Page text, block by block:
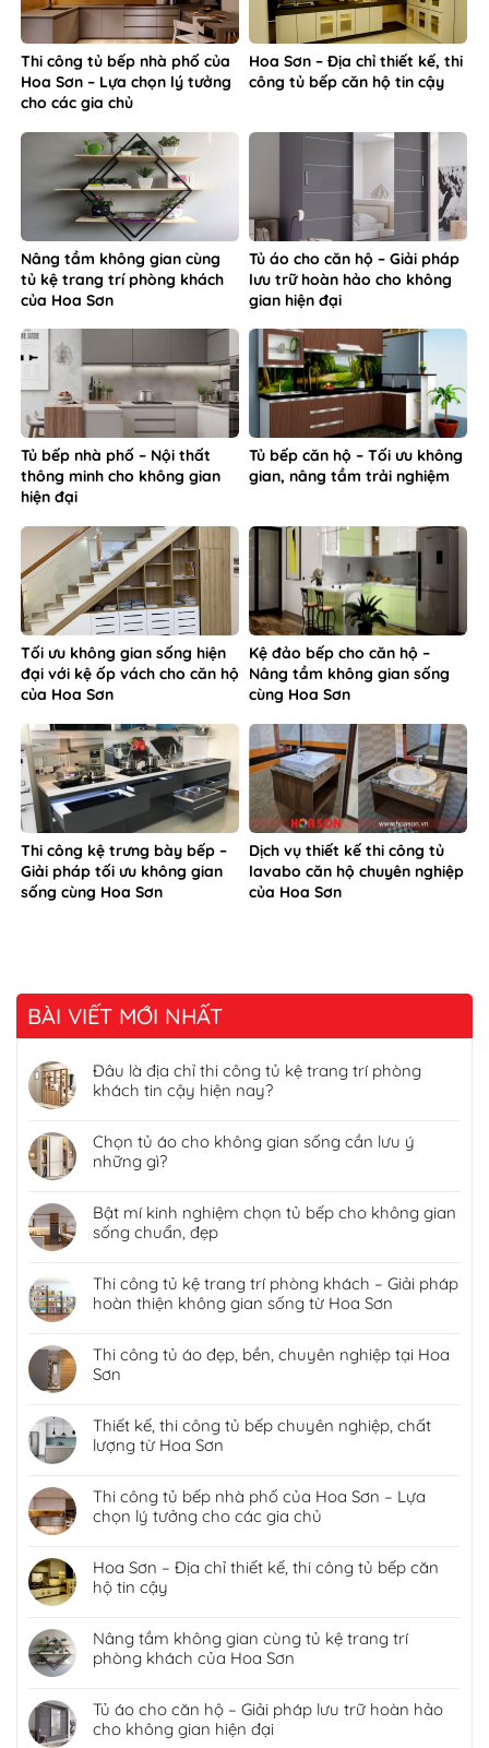
Thi công tủ bếp nhà phố của
Hoa Sơn – Lựa chọn lý tưởng
cho các gia chủ
Hoa Sơn – Địa chỉ thiết kế, thi
công tủ bếp căn hộ tin cậy
Nâng tầm không gian cùng
tủ kệ trang trí phòng khách
của Hoa Sơn
Tủ áo cho căn hộ – Giải pháp
lưu trữ hoàn hảo cho không
gian hiện đại
Tủ bếp nhà phố – Nội thất
thông minh cho không gian
hiện đại
Tủ bếp căn hộ – Tối ưu không
gian, nâng tầm trải nghiệm
Tối ưu không gian sống hiện
đại với kệ ốp vách cho căn hộ
của Hoa Sơn
Kệ đảo bếp cho căn hộ –
Nâng tầm không gian sống
cùng Hoa Sơn
Thi công kệ trưng bày bếp –
Giải pháp tối ưu không gian
sống cùng Hoa Sơn
Dịch vụ thiết kế thi công tủ
lavabo căn hộ chuyên nghiệp
của Hoa Sơn
BÀI VIẾT MỚI NHẤT
Đâu là địa chỉ thi công tủ kệ trang trí phòng
khách tin cậy hiện nay?
Chọn tủ áo cho không gian sống cần lưu ý
những gì?
Bật mí kinh nghiệm chọn tủ bếp cho không gian
sống chuẩn, đẹp
Thi công tủ kệ trang trí phòng khách – Giải pháp
hoàn thiện không gian sống từ Hoa Sơn
Thi công tủ áo đẹp, bền, chuyên nghiệp tại Hoa
Sơn
Thiết kế, thi công tủ bếp chuyên nghiệp, chất
lượng từ Hoa Sơn
Thi công tủ bếp nhà phố của Hoa Sơn – Lựa
chọn lý tưởng cho các gia chủ
Hoa Sơn – Địa chỉ thiết kế, thi công tủ bếp căn
hộ tin cậy
Nâng tầm không gian cùng tủ kệ trang trí
phòng khách của Hoa Sơn
Tủ áo cho căn hộ – Giải pháp lưu trữ hoàn hảo
cho không gian hiện đại